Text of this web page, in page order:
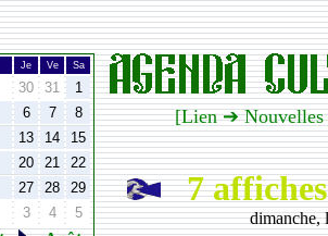
Je Ve Sa
30 31
1
6 7
8
13 14
15
20 21
22
27 28
29
3 4 5
[Lien ➔
7
dimanche,